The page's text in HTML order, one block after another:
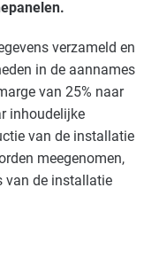
verzameld en
in de aannames
van 25% naar
inhoudelijke
van de installatie
meegenomen,
van de installatie